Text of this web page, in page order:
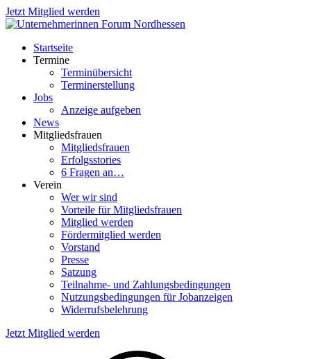
Jetzt Mitglied werden
Startseite
Termine
Terminübersicht
Terminerstellung
Jobs
Anzeige aufgeben
News
Mitgliedsfrauen
Mitgliedsfrauen
Erfolgsstories
6 Fragen an…
Verein
Wer wir sind
Vorteile für Mitgliedsfrauen
Mitglied werden
Fördermitglied werden
Vorstand
Presse
Satzung
Teilnahme- und Zahlungsbedingungen
Nutzungsbedingungen für Jobanzeigen
Widerrufsbelehrung
Jetzt Mitglied werden